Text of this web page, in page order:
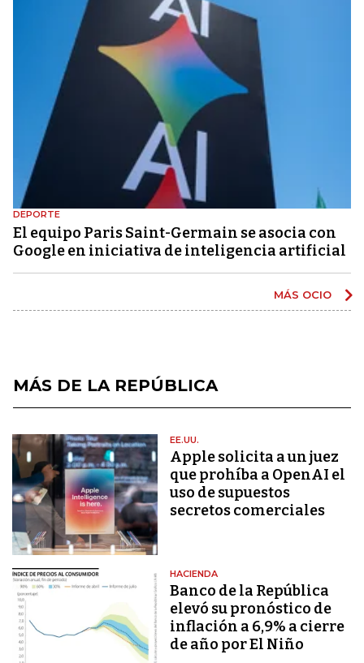
DEPORTE
El equipo Paris Saint-Germain se asocia con
Google en iniciativa de inteligencia artificial
MÁS OCIO
MÁS DE LA REPÚBLICA
EE.UU.
Apple solicita a un juez
que prohíba a OpenAI el
uso de supuestos
secretos comerciales
HACIENDA
Banco de la República
elevó su pronóstico de
inflación a 6,9% a cierre
de año por El Niño